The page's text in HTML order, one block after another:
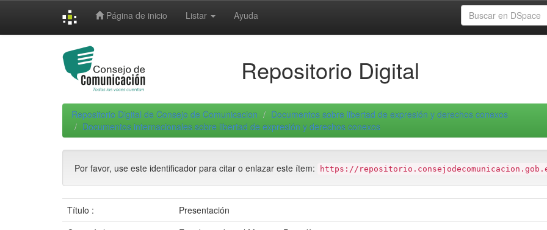
Página de inicio Listar Ayuda
Repositorio Digital
Repositorio Digital de Consejo de Comunicacion
Documentos sobre libertad de expresión y derechos conexos
Documentos internacionales sobre libertad de expresión y derechos conexos
Por favor, use este identificador para citar o enlazar este ítem: https://
Título :
Presentación